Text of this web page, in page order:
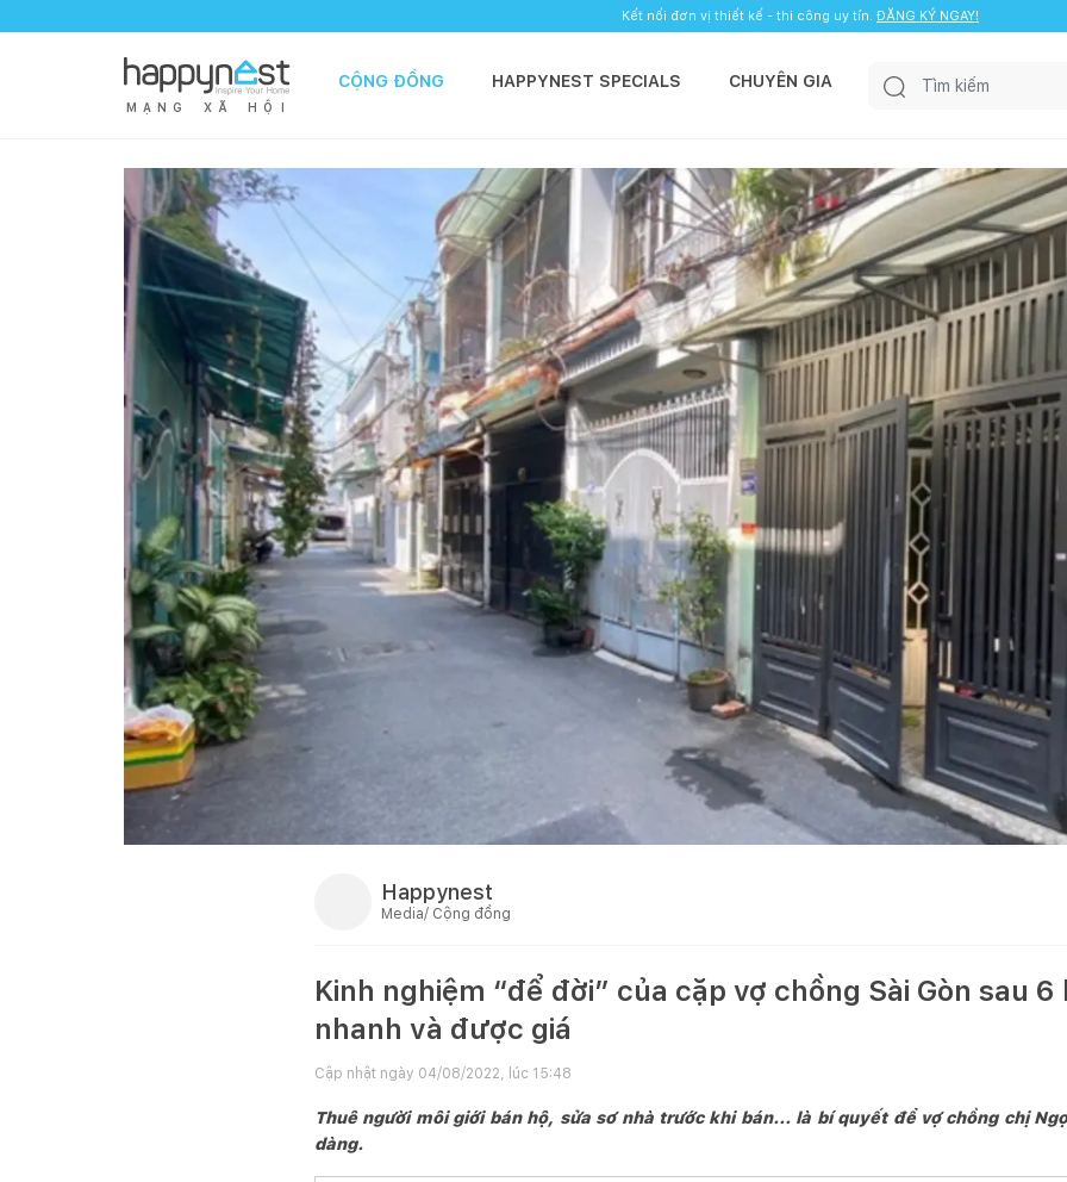
Kết nối đơn vị thiết kế - thi công uy tín. ĐĂNG KÝ NGAY!
M Ạ N G X Ã H Ộ I
CỘNG ĐỒNG HAPPYNEST SPECIALS CHUYÊN GIA
Happynest
Media/ Cộng đồng
Kinh nghiệm “để đời” của cặp vợ chồng Sài Gòn sau 6
nhanh và được giá
Cập nhật ngày 04/08/2022, lúc 15:48
Thuê người môi giới bán hộ, sửa sơ nhà trước khi bán... là bí quyết để vợ chồng chị
dàng.